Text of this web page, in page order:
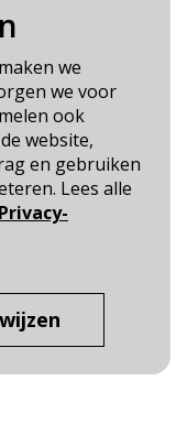
we
we voor
ook
website,
en gebruiken
Lees alle
Privacy-